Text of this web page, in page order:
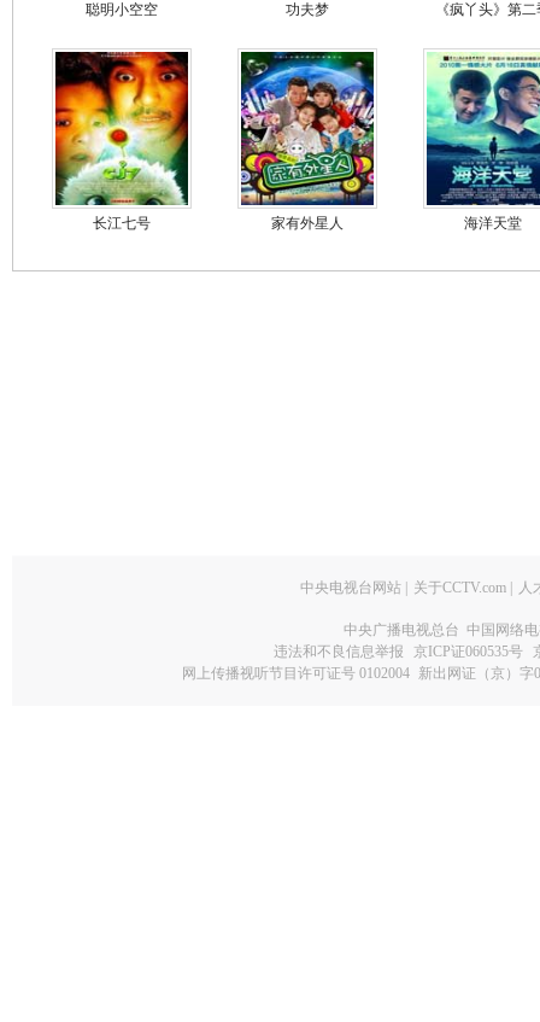
聪明小空空 功夫梦 《疯丫头》第二
长江七号 家有外星人 海洋天堂
中央电视台网站 关于CCTV.com 人
中央广播电视总台 中国网络
违法和不良信息举报
京ICP证060535号
网上传播视听节目许可证号 0102004 新出网证（京）